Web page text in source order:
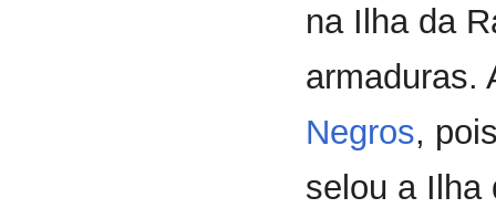
na Ilha da
armaduras.
Negros,
selou a Ilha